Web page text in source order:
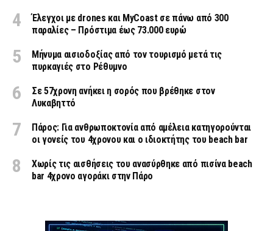
Έλεγχοι με drones και MyCoast σε πάνω από 300
παραλίες – Πρόστιμα έως 73.000 ευρώ
Μήνυμα αισιοδοξίας από τον τουρισμό μετά τις
πυρκαγιές στο Ρέθυμνο
Σε 57χρονη ανήκει η σορός που βρέθηκε στον
Λυκαβηττό
Πάρος: Για ανθρωποκτονία από αμέλεια κατηγορούνται
οι γονείς του 4χρονου και ο ιδιοκτήτης του beach bar
Χωρίς τις αισθήσεις του ανασύρθηκε από πισίνα beach
bar 4χρονο αγοράκι στην Πάρο